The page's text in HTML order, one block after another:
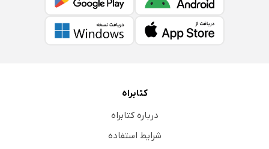
کتابراه
درباره کتابراه
شرایط استفاده